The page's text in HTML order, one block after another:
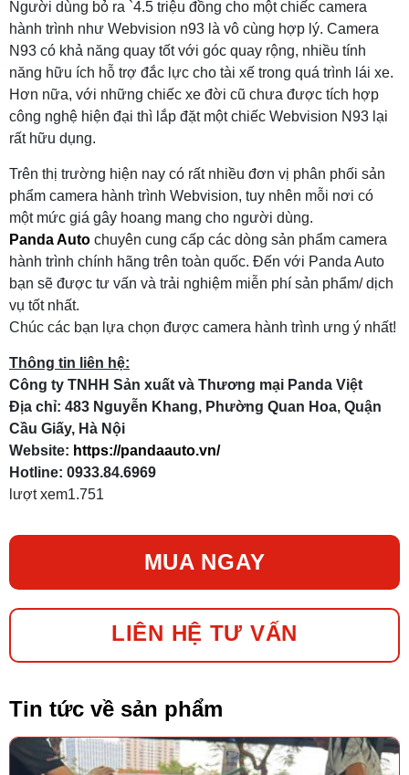
Người dùng bỏ ra `4.5 triệu đồng cho một chiếc camera
hành trình như Webvision n93 là vô cùng hợp lý. Camera
N93 có khả năng quay tốt với góc quay rộng, nhiều tính
năng hữu ích hỗ trợ đắc lực cho tài xế trong quá trình lái xe.
Hơn nữa, với những chiếc xe đời cũ chưa được tích hợp
công nghệ hiện đại thì lắp đặt một chiếc Webvision N93 lại
rất hữu dụng.
Trên thị trường hiện nay có rất nhiều đơn vị phân phối sản
phẩm camera hành trình Webvision, tuy nhên mỗi nơi có
một mức giá gây hoang mang cho người dùng.
Panda Auto chuyên cung cấp các dòng sản phẩm camera
hành trình chính hãng trên toàn quốc. Đến với Panda Auto
bạn sẽ được tư vấn và trải nghiệm miễn phí sản phẩm/ dịch
vụ tốt nhất.
Chúc các bạn lựa chọn được camera hành trình ưng ý nhất!
Thông tin liên hệ:
Công ty TNHH Sản xuất và Thương mại Panda Việt
Địa chỉ: 483 Nguyễn Khang, Phường Quan Hoa, Quận
Cầu Giấy, Hà Nội
Website: https://pandaauto.vn/
Hotline: 0933.84.6969
lượt xem1.751
MUA NGAY
LIÊN HỆ TƯ VẤN
Tin tức về sản phẩm